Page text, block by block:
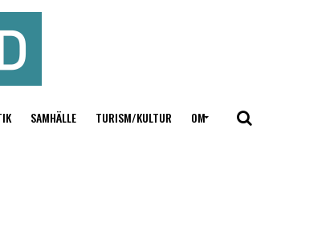
SAMHÄLLE TURISM/KULTUR OM